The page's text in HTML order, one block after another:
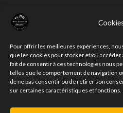
Pour offrir les meilleures expériences,
que les cookies pour stocker et/ou
fait de consentir à ces technologies nous
telles que le comportement de navigation
de ne pas consentir ou de retirer son
sur certaines caractéristiques et fonctions.